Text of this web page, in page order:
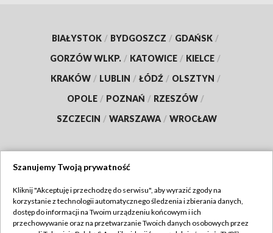
BIAŁYSTOK / BYDGOSZCZ / GDAŃSK /
GORZÓW WLKP. / KATOWICE / KIELCE /
KRAKÓW / LUBLIN / ŁÓDŹ / OLSZTYN /
OPOLE / POZNAŃ / RZESZÓW /
SZCZECIN / WARSZAWA / WROCŁAW
TVP
Abonament TVP
Regulamin TVP
Szanujemy Twoją prywatność
Kliknij "Akceptuję i przechodzę do serwisu", aby wyrazić zgody na
korzystanie z technologii automatycznego śledzenia i zbierania danych,
dostęp do informacji na Twoim urządzeniu końcowym i ich
przechowywanie oraz na przetwarzanie Twoich danych osobowych przez